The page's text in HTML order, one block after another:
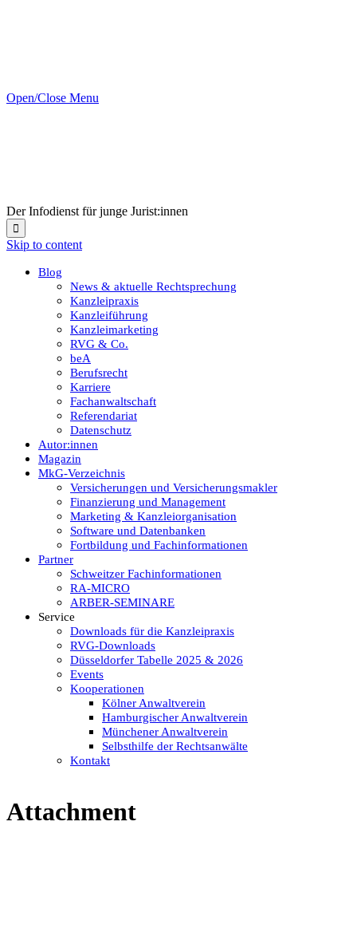
Open/Close Menu
Der Infodienst für junge Jurist:innen

Skip to content
Blog
News & aktuelle Rechtsprechung
Kanzleipraxis
Kanzleiführung
Kanzleimarketing
RVG & Co.
beA
Berufsrecht
Karriere
Fachanwaltschaft
Referendariat
Datenschutz
Autor:innen
Magazin
MkG-Verzeichnis
Versicherungen und Versicherungsmakler
Finanzierung und Management
Marketing & Kanzleiorganisation
Software und Datenbanken
Fortbildung und Fachinformationen
Partner
Schweitzer Fachinformationen
RA-MICRO
ARBER-SEMINARE
Service
Downloads für die Kanzleipraxis
RVG-Downloads
Düsseldorfer Tabelle 2025 & 2026
Events
Kooperationen
Kölner Anwaltverein
Hamburgischer Anwaltverein
Münchener Anwaltverein
Selbsthilfe der Rechtsanwälte
Kontakt
Attachment